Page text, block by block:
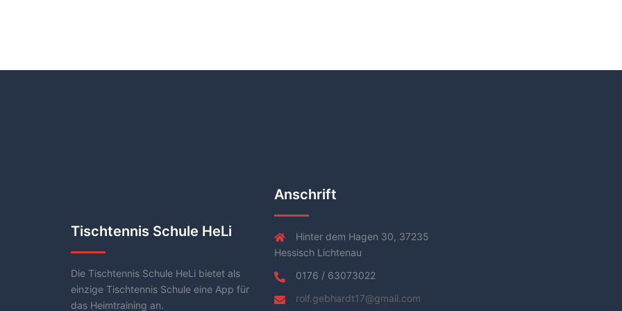
Tischtennis Schule HeLi
Die Tischtennis Schule HeLi bietet als
einzige Tischtennis Schule eine App für
das Heimtraining an.
Anschrift
Hinter dem Hagen 30, 37235
Hessisch Lichtenau
0176 / 63073022
rolf.gebhardt17@gmail.com